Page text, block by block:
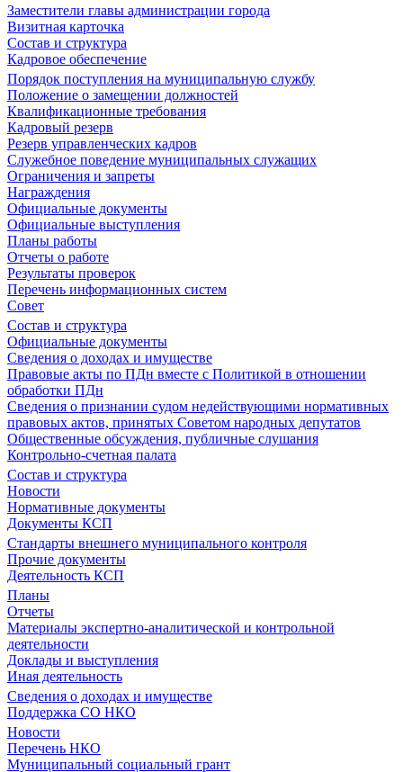
Заместители главы администрации города
Визитная карточка
Состав и структура
Кадровое обеспечение
Порядок поступления на муниципальную службу
Положение о замещении должностей
Квалификационные требования
Кадровый резерв
Резерв управленческих кадров
Служебное поведение муниципальных служащих
Ограничения и запреты
Награждения
Официальные документы
Официальные выступления
Планы работы
Отчеты о работе
Результаты проверок
Перечень информационных систем
Совет
Состав и структура
Официальные документы
Сведения о доходах и имуществе
Правовые акты по ПДн вместе с Политикой в отношении
обработки ПДн
Сведения о признании судом недействующими нормативных
правовых актов, принятых Советом народных депутатов
Общественные обсуждения, публичные слушания
Контрольно-счетная палата
Состав и структура
Новости
Нормативные документы
Документы КСП
Стандарты внешнего муниципального контроля
Прочие документы
Деятельность КСП
Планы
Отчеты
Материалы экспертно-аналитической и контрольной
деятельности
Доклады и выступления
Иная деятельность
Сведения о доходах и имуществе
Поддержка СО НКО
Новости
Перечень НКО
Муниципальный социальный грант